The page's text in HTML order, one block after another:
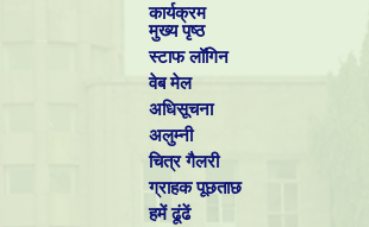
कार्यक्रम
मुख्य पृष्ठ
स्टाफ लॉगिन
वेब मेल
अधिसूचना
अलुम्नी
चित्र गैलरी
ग्राहक पूछताछ
हमें ढूंढें